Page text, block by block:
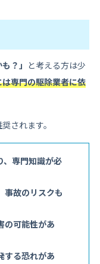
？」 と考える方は少
専門の駆除業者に依
されます。
、専門知識が必
事故のリスクも
の可能性があ
する恐れがあ